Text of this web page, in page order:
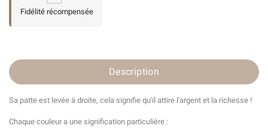
Fidélité récompensée
Description
Sa patte est levée à droite, cela signifie qu'il attire l'argent et la richesse !
Chaque couleur a une signification particulière :